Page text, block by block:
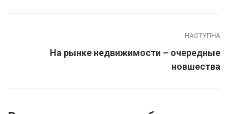
НАСТУПНА
На рынке недвижимости – очередные
новшества